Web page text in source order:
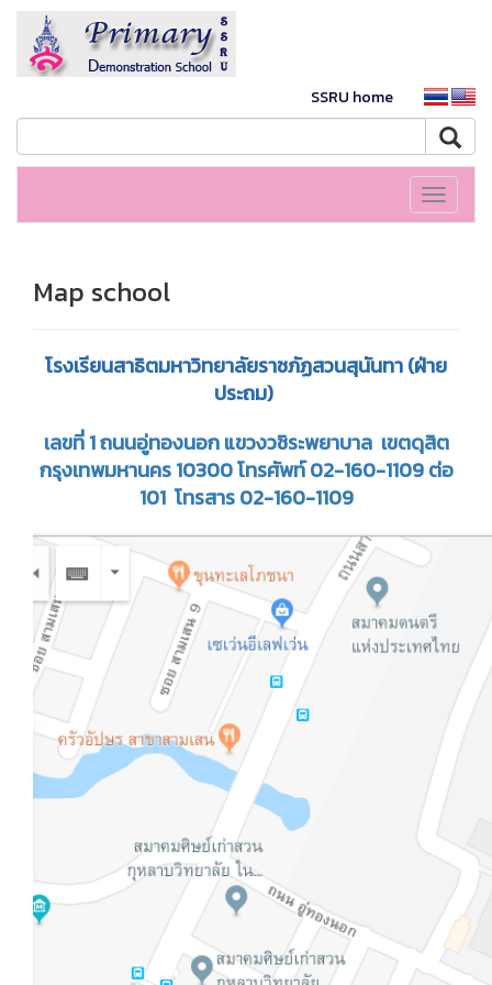
SSRU home
Toggle
Map school
โรงเรียนสาธิตมหาวิทยาลัยราชภัฏสวนสุนันทา (ฝ่าย
ประถม)
เลขที่ 1 ถนนอู่ทองนอก แขวงวชิระพยาบาล เขตดุสิต
กรุงเทพมหานคร 10300 โทรศัพท์ 02-160-1109 ต่อ
101 โทรสาร 02-160-1109